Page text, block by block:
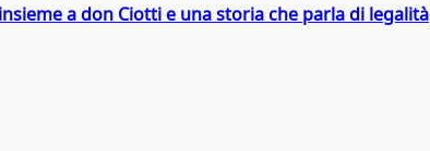
a don Ciotti e una storia che parla di legalità